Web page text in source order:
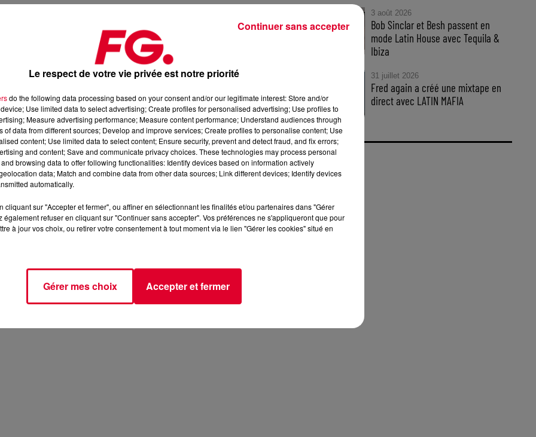
soit au parc d’attraction, en colonie de vacances ou
Les événements se sont
tomber nez à nez avec des échassiers, des acrobates, des
une scénographie immersive.
avec Madame Loyal, c’est qu’ils savent recevoir.Pour
vécue comme une véritable expérience mélangeantshow,
noir, c’est bien, mais danser en rigolant et en s’en prenant plein
vos places c'estLA.
Micheletty
3 août 2026
Bob Sinclar et Besh passent en
mode Latin House avec Tequila &
Ibiza
31 juillet 2026
Fred again a créé une mixtape en
direct avec LATIN MAFIA
Le respect de votre vie privée est notre priorité
do the following data processing based on your consent and/or our legitimate interest: Store and/or
Use limited data to select advertising; Create profiles for personalised advertising; Use profiles to
Measure advertising performance; Measure content performance; Understand audiences through
of data from different sources; Develop and improve services; Create profiles to personalise content; Use
content; Use limited data to select content; Ensure security, prevent and detect fraud, and fix errors;
and content; Save and communicate privacy choices. These technologies may process personal
browsing data to offer following functionalities: Identify devices based on information actively
data; Match and combine data from other data sources; Link different devices; Identify devices
automatically.
cliquant sur "Accepter et fermer", ou affiner en sélectionnant les finalités et/ou partenaires dans "Gérer
également refuser en cliquant sur "Continuer sans accepter". Vos préférences ne s'appliqueront que pour
à jour vos choix, ou retirer votre consentement à tout moment via le lien "Gérer les cookies" situé en
Gérer mes choix Accepter et fermer
Continuer sans accepter